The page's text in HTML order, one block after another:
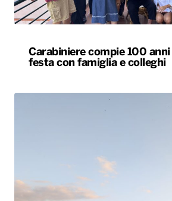
Carabiniere compie 100 anni
festa con famiglia e colleghi